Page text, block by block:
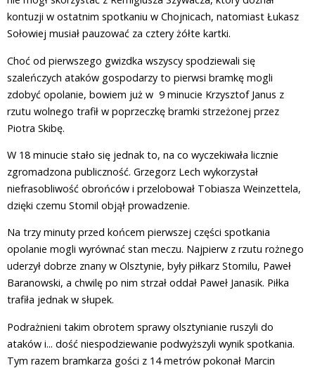
kontuzji w ostatnim spotkaniu w Chojnicach, natomiast Łukasz
Sołowiej musiał pauzować za cztery żółte kartki.
Choć od pierwszego gwizdka wszyscy spodziewali się
szaleńczych ataków gospodarzy to pierwsi bramkę mogli
zdobyć opolanie, bowiem już w 9 minucie Krzysztof Janus z
rzutu wolnego trafił w poprzeczkę bramki strzeżonej przez
Piotra Skibę.
W 18 minucie stało się jednak to, na co wyczekiwała licznie
zgromadzona publiczność. Grzegorz Lech wykorzystał
niefrasobliwość obrońców i przelobował Tobiasza Weinzettela,
dzięki czemu Stomil objął prowadzenie.
Na trzy minuty przed końcem pierwszej części spotkania
opolanie mogli wyrównać stan meczu. Najpierw z rzutu rożnego
uderzył dobrze znany w Olsztynie, były piłkarz Stomilu, Paweł
Baranowski, a chwilę po nim strzał oddał Paweł Janasik. Piłka
trafiła jednak w słupek.
Podrażnieni takim obrotem sprawy olsztynianie ruszyli do
ataków i... dość niespodziewanie podwyższyli wynik spotkania.
Tym razem bramkarza gości z 14 metrów pokonał Marcin